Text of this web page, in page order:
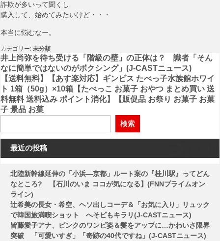
詐欺が多いって聞くし
購入して、始めてみたいけど・・・
本当に悩むなー。
カテゴリー: 未分類
投
稿
ナ
ビ
ー
シ
ョ
ン
井上尚弥を待ち受ける「階級の壁」の正体は？ 識者「そん
なに簡単ではないのがボクシング」(J-CASTニュース)
【送料無料】【あす楽対応】ギンビス たべっ子水族館ホワイ
ト 1箱（50g）×10箱【たべっこ お菓子 おやつ まとめ買い 送
料無料 送料込み ポイント消化】【販促品 お祭り お菓子 お菓
子 景品 お菓
検索
最近の投稿
北陸新幹線延伸の「小浜―京都」ルート案の『桂川駅』ってどん
なところ? 【石川のいま ココが気になる】(FNNプライムオン
ライン)
辻希美の長女・希空、ヘソ出しコーデ＆「お気に入り」リュック
で韓国旅満喫ショット へそピもキラリ(J-CASTニュース)
皆藤愛子アナ、ピンクのワンピ姿＆髪をアップに…かわいさ限界
突破 「可愛いすぎ」「奇跡の40代ですね」(J-CASTニュース)